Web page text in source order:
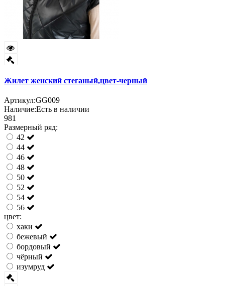
Жилет женский стеганый,цвет-черный
Артикул:GG009
Наличие:Есть в наличии
981
Размерный ряд:
42
44
46
48
50
52
54
56
цвет:
хаки
бежевый
бордовый
чёрный
изумруд